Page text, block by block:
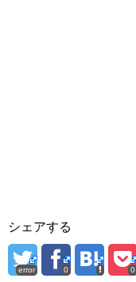
シェアする
error 0 0